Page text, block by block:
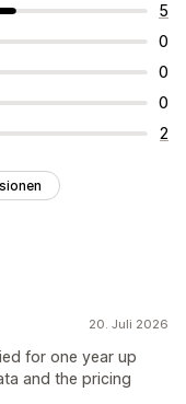
5
0
0
0
2
20. Juli 2026
for one year up
and the pricing